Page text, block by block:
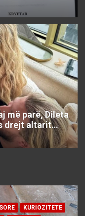
më parë, Dileta
drejt altarit…
KURIOZITETE